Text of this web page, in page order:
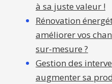
à sa juste valeur !
Rénovation
améliorer vos
sur-mesure ?
Gestion des
augmenter sa